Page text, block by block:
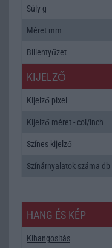
Súly g
Méret mm
Billentyűzet
KIJELZŐ
Kijelző pixel
Kijelző méret - col/inch
Színes kijelző
Színárnyalatok száma db
HANG ÉS KÉP
Kihangositás